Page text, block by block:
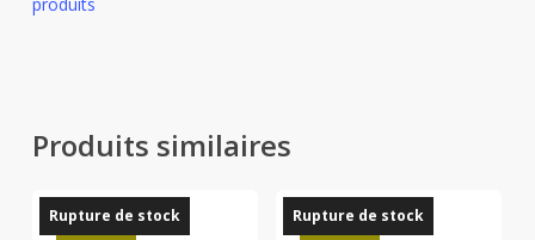
Produits similaires
Rupture de stock
Promo !
Rupture de stock
Promo !